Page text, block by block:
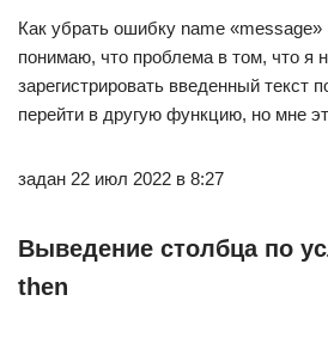
Как убрать ошибку name «message»
понимаю, что проблема в том, что я
зарегистрировать введенный текст
перейти в другую функцию, но мне
задан 22 июл 2022 в 8:27
Выведение столбца по
then